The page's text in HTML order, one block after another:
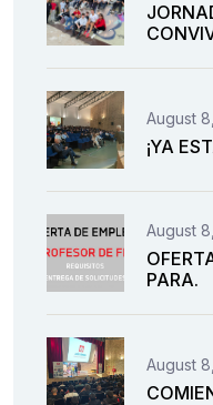
August
¡YA
August
PARA.
August